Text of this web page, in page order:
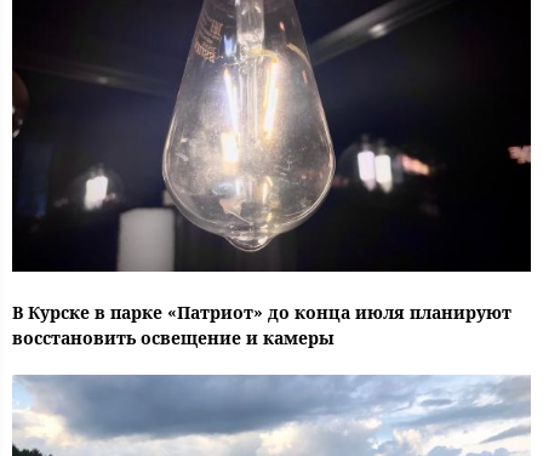
В Курске в парке «Патриот» до конца июля планируют
восстановить освещение и камеры